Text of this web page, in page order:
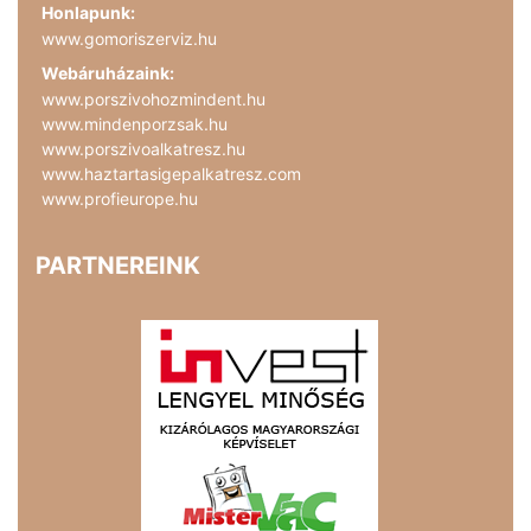
Honlapunk:
www.gomoriszerviz.hu
Webáruházaink:
www.porszivohozmindent.hu
www.mindenporzsak.hu
www.porszivoalkatresz.hu
www.haztartasigepalkatresz.com
www.profieurope.hu
PARTNEREINK